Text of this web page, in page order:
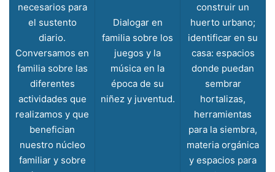
necesarios para
el sustento
diario.
Conversamos en
familia sobre las
diferentes
actividades que
realizamos y que
benefician
nuestro núcleo
familiar y sobre
Dialogar en
familia sobre los
juegos y la
música en la
época de su
niñez y juventud.
construir un
huerto urbano;
identificar en su
casa: espacios
donde puedan
sembrar
hortalizas,
herramientas
para la siembra,
materia orgánica
y espacios para